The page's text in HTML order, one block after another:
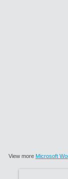
View more Microsoft